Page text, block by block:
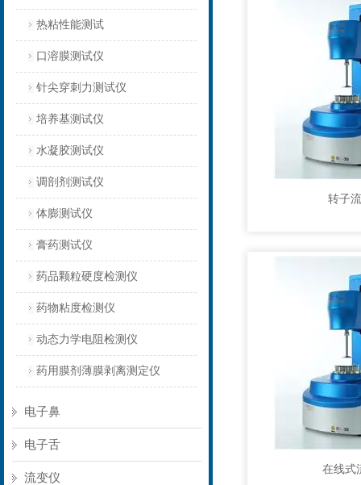
热粘性能测试
口溶膜测试仪
针尖穿刺力测试仪
培养基测试仪
水凝胶测试仪
调剖剂测试仪
体膨测试仪
膏药测试仪
药品颗粒硬度检测仪
药物粘度检测仪
动态力学电阻检测仪
药用膜剂薄膜剥离测定仪
电子鼻
电子舌
流变仪
转子
在线式